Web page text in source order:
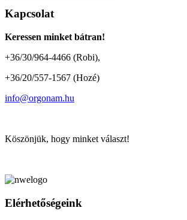
Kapcsolat
Keressen minket bátran!
+36/30/964-4466 (Robi),
+36/20/557-1567 (Hozé)
info@orgonam.hu
Köszönjük, hogy minket választ!
Elérhetőségeink